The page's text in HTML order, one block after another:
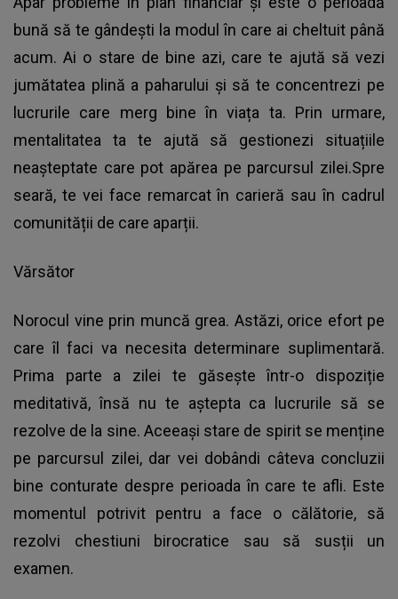
bună să te gândești la modul în care ai cheltuit până
acum. Ai o stare de bine azi, care te ajută să vezi
jumătatea plină a paharului și să te concentrezi pe
lucrurile care merg bine în viața ta. Prin urmare,
mentalitatea ta te ajută să gestionezi situațiile
neașteptate care pot apărea pe parcursul zilei.Spre
seară, te vei face remarcat în carieră sau în cadrul
comunității de care aparții.
Vărsător
Norocul vine prin muncă grea. Astăzi, orice efort pe
care îl faci va necesita determinare suplimentară.
Prima parte a zilei te găsește într-o dispoziție
meditativă, însă nu te aștepta ca lucrurile să se
rezolve de la sine. Aceeași stare de spirit se menține
pe parcursul zilei, dar vei dobândi câteva concluzii
bine conturate despre perioada în care te afli. Este
momentul potrivit pentru a face o călătorie, să
rezolvi chestiuni birocratice sau să susții un
examen.